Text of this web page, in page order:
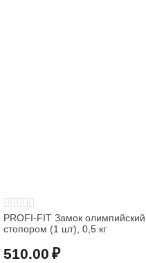
PROFI-FIT Замок
стопором (1 шт), 0,5 кг
510.00 ₽